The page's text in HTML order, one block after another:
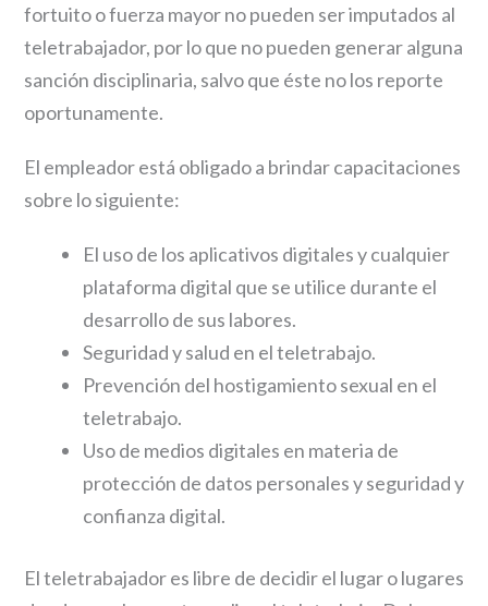
fortuito o fuerza mayor no pueden ser imputados al
teletrabajador, por lo que no pueden generar alguna
sanción disciplinaria, salvo que éste no los reporte
oportunamente.
El empleador está obligado a brindar capacitaciones
sobre lo siguiente:
El uso de los aplicativos digitales y cualquier
plataforma digital que se utilice durante el
desarrollo de sus labores.
Seguridad y salud en el teletrabajo.
Prevención del hostigamiento sexual en el
teletrabajo.
Uso de medios digitales en materia de
protección de datos personales y seguridad y
confianza digital.
El teletrabajador es libre de decidir el lugar o lugares